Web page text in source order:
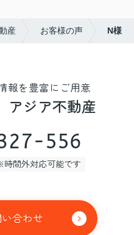
産 お客様の声 N様
報を豊富にご用意
ジア不動産
556
間外対応可能です
合わせ